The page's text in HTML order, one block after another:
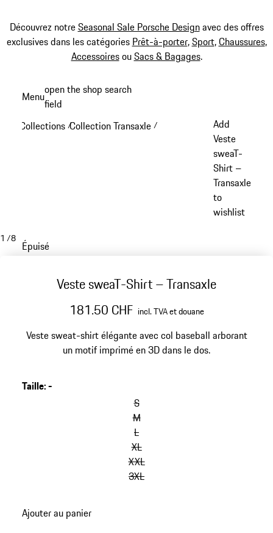
Découvrez notreSeasonal Sale Porsche Designavec des offres
exclusives dans les catégories Prêt-à-porter,Sport,Chaussures,
AccessoiresouSacs & Bagages.
principal
Menuopen the shop search
field
Collections /Collection Transaxle /
Add
Veste
sweaT-
Shirt –
Transaxle
to
wishlist
1 /8
Épuisé
Veste sweaT-Shirt – Transaxle
181.50 CHF incl. TVA et douane
Veste sweat-shirt élégante avec col baseball arborant
un motif imprimé en 3D dans le dos.
Taille:-
S
M
L
XL
XXL
3XL
Ajouter au panier